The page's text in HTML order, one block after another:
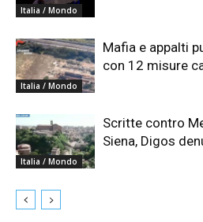
Italia / Mondo
Italia / Mondo
Mafia e appalti
con 12 misure
Italia / Mondo
Scritte contro
Siena, Digos